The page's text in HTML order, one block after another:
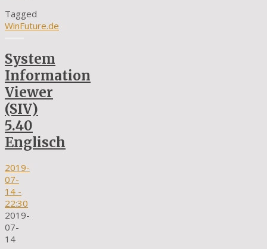
Tagged
WinFuture.de
System
Information
Viewer
(SIV)
5.40
Englisch
2019-
07-
14 -
22:30
2019-
07-
14